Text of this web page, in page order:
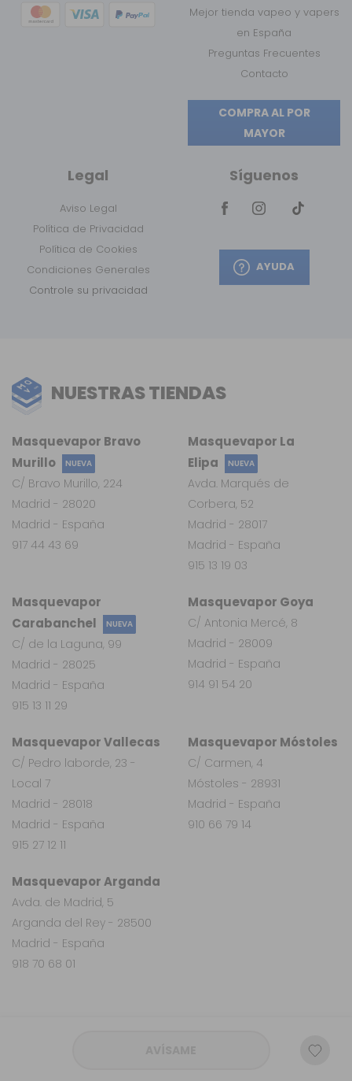
Mejor tienda vapeo y vapers
en España
Preguntas Frecuentes
Contacto
COMPRA AL POR
MAYOR
Legal
Aviso Legal
Política de Privacidad
Política de Cookies
Condiciones Generales
Controle su privacidad
Síguenos
AYUDA
NUESTRAS TIENDAS
Masquevapor Arganda
Avda. de Madrid, 5
Arganda del Rey - 28500
Madrid - España
918 70 68 01
Masquevapor
Carabanchel
NUEVA
C/ de la Laguna, 99
Madrid - 28025
Madrid - España
915 13 11 29
Masquevapor Vallecas
C/ Pedro laborde, 23 -
Local 7
Madrid - 28018
Madrid - España
915 27 12 11
Masquevapor Móstoles
C/ Carmen, 4
Móstoles - 28931
Madrid - España
910 66 79 14
Masquevapor Goya
C/ Antonia Mercé, 8
Madrid - 28009
Madrid - España
914 91 54 20
Masquevapor La
Elipa
NUEVA
Avda. Marqués de
Corbera, 52
Madrid - 28017
Madrid - España
915 13 19 03
Masquevapor Bravo
Murillo
NUEVA
C/ Bravo Murillo, 224
Madrid - 28020
Madrid - España
917 44 43 69